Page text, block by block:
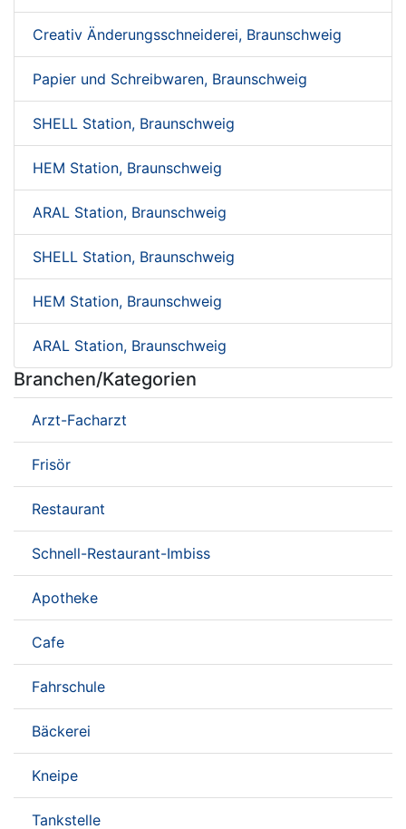
Creativ Änderungsschneiderei, Braunschweig
Papier und Schreibwaren, Braunschweig
SHELL Station, Braunschweig
HEM Station, Braunschweig
ARAL Station, Braunschweig
SHELL Station, Braunschweig
HEM Station, Braunschweig
ARAL Station, Braunschweig
Branchen/Kategorien
Arzt-Facharzt
Frisör
Restaurant
Schnell-Restaurant-Imbiss
Apotheke
Cafe
Fahrschule
Bäckerei
Kneipe
Tankstelle